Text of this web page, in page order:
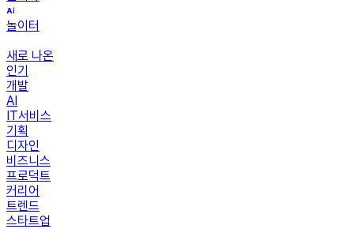
놀이터
새로 나온
인기
개발
AI
IT서비스
기획
디자인
비즈니스
프로덕트
커리어
트렌드
스타트업